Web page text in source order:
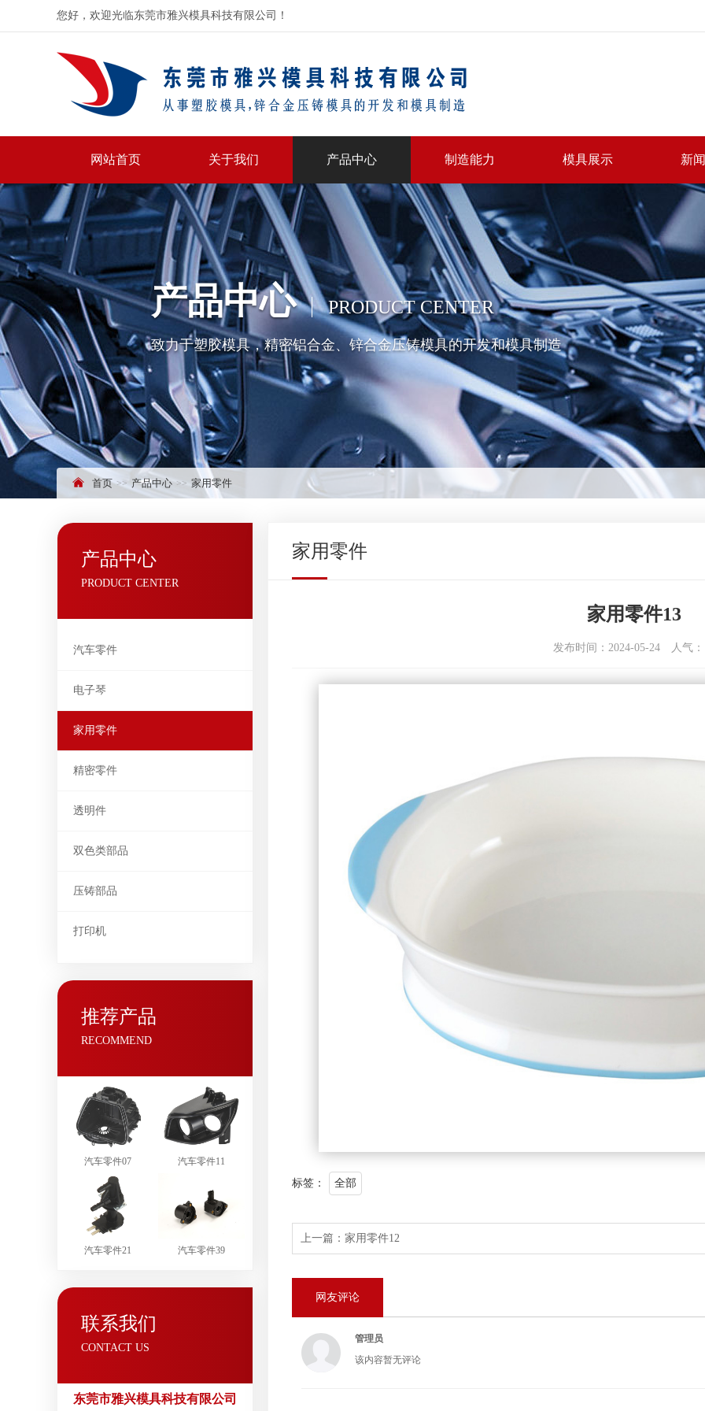
您好，欢迎光临东莞市雅兴模具科技有限公司！
网站首页 关于我们 产品中心 制造能力 模具展示 新
产品中心 PRODUCT CENTER
致力于塑胶模具，精密铝合金、锌合金压铸模具的开发和模具制造
首页 产品中心 家用零件
产品中心
PRODUCT CENTER
汽车零件
电子琴
家用零件
精密零件
透明件
双色类部品
压铸部品
打印机
推荐产品
RECOMMEND
汽车零件07 汽车零件11
汽车零件21 汽车零件39
联系我们
CONTACT US
东莞市雅兴模具科技有限公司
家用零件
家用零件13
发布时间：2024-05-24 人气：
标签： 全部
上一篇： 家用零件12
网友评论
管理员
该内容暂无评论